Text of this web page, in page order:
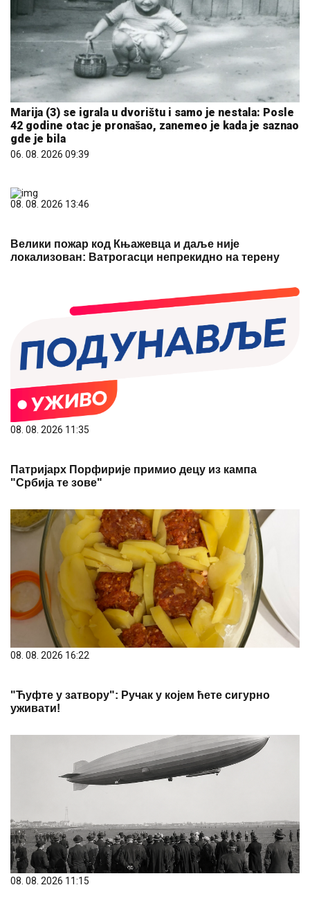
Marija (3) se igrala u dvorištu i samo je nestala: Posle
42 godine otac je pronašao, zanemeo je kada je saznao
gde je bila
06. 08. 2026 09:39
08. 08. 2026 13:46
Велики пожар код Књажевца и даље није
локализован: Ватрогасци непрекидно на терену
08. 08. 2026 11:35
Патријарх Порфирије примио децу из кампа
"Србија те зове"
08. 08. 2026 16:22
"Ћуфте у затвору": Ручак у којем ћете сигурно
уживати!
08. 08. 2026 11:15